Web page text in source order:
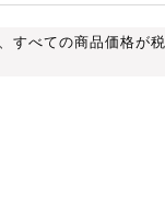
すべての商品価格が